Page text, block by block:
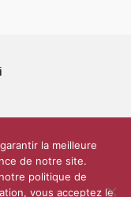
sociaux
10 000 diplômés
Plan du site
la meilleure
de notre site.
politique de
vous acceptez le